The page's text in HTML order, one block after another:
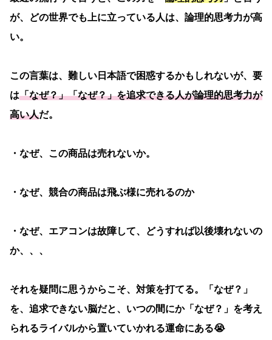
が、どの世界でも上に立っている人は、論理的思考力が高
い。
この言葉は、難しい日本語で困惑するかもしれないが、要
は「なぜ？」「なぜ？」を追求できる人が論理的思考力が
高い人だ。
・なぜ、この商品は売れないか。
・なぜ、競合の商品は飛ぶ様に売れるのか
・なぜ、エアコンは故障して、どうすれば以後壊れないの
か、、、
それを疑問に思うからこそ、対策を打てる。「なぜ？」
を、追求できない脳だと、いつの間にか「なぜ？」を考え
られるライバルから置いていかれる運命にある😭